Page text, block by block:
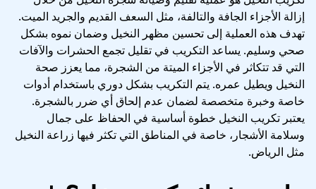
إزالة الأجزاء الجافة والتالفة، مثل السعف القديم والجريد الميت.
تهدف هذه العملية إلى تحسين مظهر النخيل وضمان نموه بشكل
صحي وسليم. يساعد التكريب في تقليل تجمع الحشرات والآفات
التي قد تتكاثر في الأجزاء الميتة من الشجرة، مما يعزز صحة
النخيل ويطيل عمره. يتم التكريب بشكل دوري باستخدام أدوات
خاصة وخبرة متخصصة لضمان عدم إلحاق أي ضرر بالشجرة.
يعتبر تكريب النخيل خطوة أساسية في الحفاظ على جمال
وسلامة الأشجار، خاصة في المناطق التي تكثر فيها زراعة النخيل
مثل الرياض.